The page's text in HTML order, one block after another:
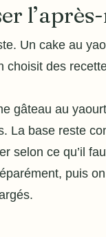
Un cake au
des
gâteau au
La base reste
selon ce qu’il
puis